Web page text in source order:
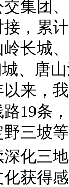
集团
，累
长城
、唐
来，
19条
三坡
化三
获得